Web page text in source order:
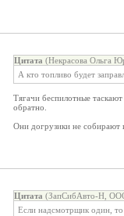
Цитата (Некрасова Ольга
А кто топливо будет
Тягачи беспилотные
обратно.
Они догрузики не собирают
Цитата (ЗапСибАвто-Н,
Если надсмотрщик один,